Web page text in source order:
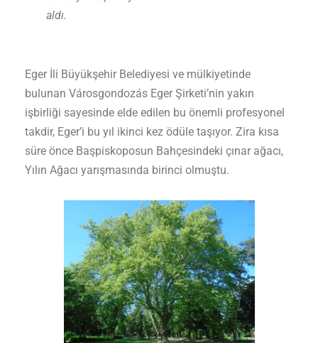
aldı.
Eger İli Büyükşehir Belediyesi ve mülkiyetinde
bulunan Városgondozás Eger Şirketi’nin yakın
işbirliği sayesinde elde edilen bu önemli profesyonel
takdir, Eger’i bu yıl ikinci kez ödüle taşıyor. Zira kısa
süre önce Başpiskoposun Bahçesindeki çınar ağacı,
Yılın Ağacı yarışmasında birinci olmuştu.